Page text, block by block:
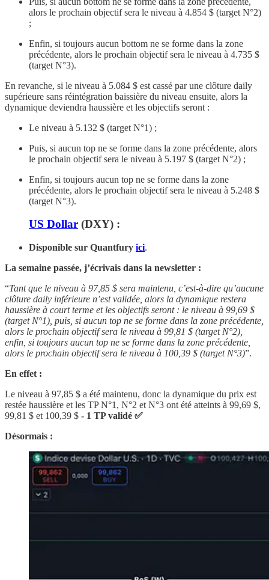
alors le prochain objectif sera le niveau à 4.854 $ (target N°2)
;
Enfin, si toujours aucun bottom ne se forme dans la zone
précédente, alors le prochain objectif sera le niveau à 4.735 $
(target N°3).
En revanche, si le niveau à 5.084 $ est cassé par une clôture daily
supérieure sans réintégration baissière du niveau ensuite, alors la
dynamique deviendra haussière et les objectifs seront :
Le niveau à 5.132 $ (target N°1) ;
Puis, si aucun top ne se forme dans la zone précédente, alors
le prochain objectif sera le niveau à 5.197 $ (target N°2) ;
Enfin, si toujours aucun top ne se forme dans la zone
précédente, alors le prochain objectif sera le niveau à 5.248 $
(target N°3).
US Dollar (DXY) :
Disponible sur Quantfury ici.
La semaine passée, j’écrivais dans la newsletter :
“Tant que le niveau à 97,85 $ sera maintenu, c’est-à-dire qu’aucune
clôture daily inférieure n’est validée, alors la dynamique restera
haussière à court terme et les objectifs seront : le niveau à 99,69 $
(target N°1), puis, si aucun top ne se forme dans la zone précédente,
alors le prochain objectif sera le niveau à 99,81 $ (target N°2),
enfin, si toujours aucun top ne se forme dans la zone précédente,
alors le prochain objectif sera le niveau à 100,39 $ (target N°3)”.
En effet :
Le niveau à 97,85 $ a été maintenu, donc la dynamique du prix est
restée haussière et les TP N°1, N°2 et N°3 ont été atteints à 99,69 $,
99,81 $ et 100,39 $ - 1 TP validé ✅
Désormais :